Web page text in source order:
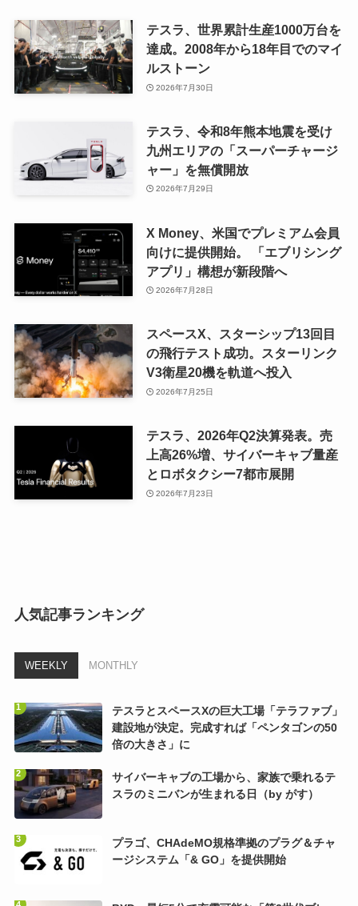
テスラ、世界累計生産1000万台を
達成。2008年から18年目でのマイ
ルストーン
2026年7月30日
テスラ、令和8年熊本地震を受け
九州エリアの「スーパーチャージ
ャー」を無償開放
2026年7月29日
X Money、米国でプレミアム会員
向けに提供開始。 「エブリシング
アプリ」構想が新段階へ
2026年7月28日
スペースX、スターシップ13回目
の飛行テスト成功。スターリンク
V3衛星20機を軌道へ投入
2026年7月25日
テスラ、2026年Q2決算発表。売
上高26%増、サイバーキャブ量産
とロボタクシー7都市展開
2026年7月23日
人気記事ランキング
WEEKLY MONTHLY
テスラとスペースXの巨大工場「テラファブ」
建設地が決定。完成すれば「ペンタゴンの50
倍の大きさ」に
サイバーキャブの工場から、家族で乗れるテ
スラのミニバンが生まれる日（by がす）
プラゴ、CHAdeMO規格準拠のプラグ＆チャ
ージシステム「& GO」を提供開始